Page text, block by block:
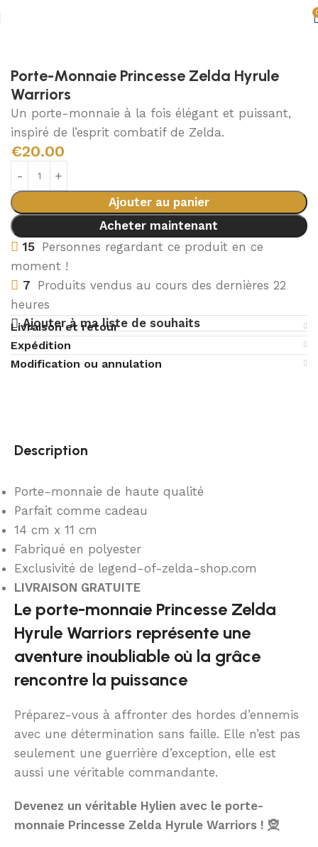
Porte-Monnaie Princesse Zelda Hyrule
Warriors
Un porte-monnaie à la fois élégant et puissant,
inspiré de l’esprit combatif de Zelda.
€20.00
Ajouter au panier
Acheter maintenant
15 Personnes regardant ce produit en ce
moment !
7 Produits vendus au cours des dernières 22
heures
Ajouter à ma liste de souhaits
Livraison et retour
Expédition
Modification ou annulation
Description
Porte-monnaie de haute qualité
Parfait comme cadeau
14 cm x 11 cm
Fabriqué en polyester
Exclusivité de legend-of-zelda-shop.com
LIVRAISON GRATUITE
Le porte-monnaie Princesse Zelda
Hyrule Warriors représente une
aventure inoubliable où la grâce
rencontre la puissance
Préparez-vous à affronter des hordes d’ennemis
avec une détermination sans faille. Elle n’est pas
seulement une guerrière d’exception, elle est
aussi une véritable commandante.
Devenez un véritable Hylien avec le porte-
monnaie Princesse Zelda Hyrule Warriors ! 🧝